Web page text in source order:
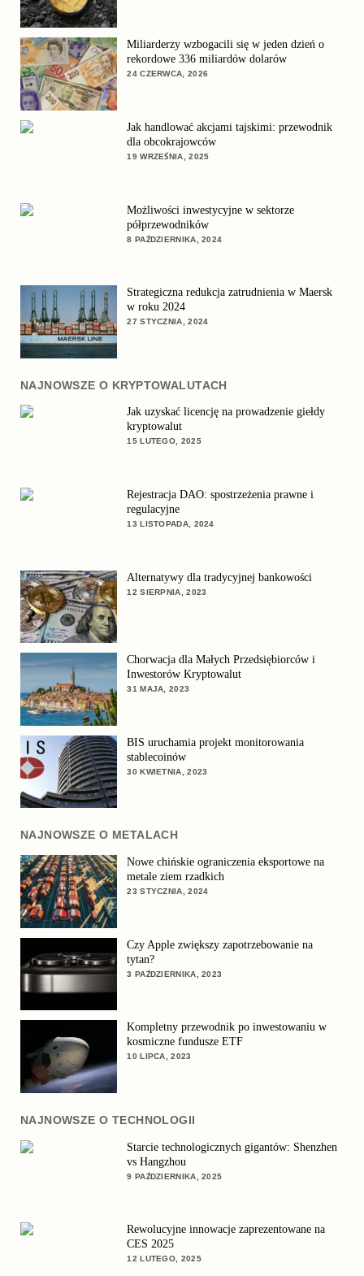
Miliarderzy wzbogacili się w jeden dzień o
rekordowe 336 miliardów dolarów
24 CZERWCA, 2026
Jak handlować akcjami tajskimi: przewodnik
dla obcokrajowców
19 WRZEŚNIA, 2025
Możliwości inwestycyjne w sektorze
półprzewodników
8 PAŹDZIERNIKA, 2024
Strategiczna redukcja zatrudnienia w Maersk
w roku 2024
27 STYCZNIA, 2024
NAJNOWSZE O KRYPTOWALUTACH
Jak uzyskać licencję na prowadzenie giełdy
kryptowalut
15 LUTEGO, 2025
Rejestracja DAO: spostrzeżenia prawne i
regulacyjne
13 LISTOPADA, 2024
Alternatywy dla tradycyjnej bankowości
12 SIERPNIA, 2023
Chorwacja dla Małych Przedsiębiorców i
Inwestorów Kryptowalut
31 MAJA, 2023
BIS uruchamia projekt monitorowania
stablecoinów
30 KWIETNIA, 2023
NAJNOWSZE O METALACH
Nowe chińskie ograniczenia eksportowe na
metale ziem rzadkich
23 STYCZNIA, 2024
Czy Apple zwiększy zapotrzebowanie na
tytan?
3 PAŹDZIERNIKA, 2023
Kompletny przewodnik po inwestowaniu w
kosmiczne fundusze ETF
10 LIPCA, 2023
NAJNOWSZE O TECHNOLOGII
Starcie technologicznych gigantów: Shenzhen
vs Hangzhou
9 PAŹDZIERNIKA, 2025
Rewolucyjne innowacje zaprezentowane na
CES 2025
12 LUTEGO, 2025